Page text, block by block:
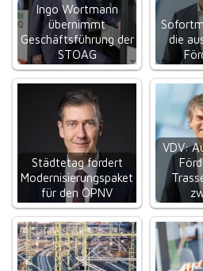
Ingo Wortmann
übernimmt
Geschäftsführung der
STOAG
die
Städtetag fordert
Modernisierungspaket
für den ÖPNV
VDV: